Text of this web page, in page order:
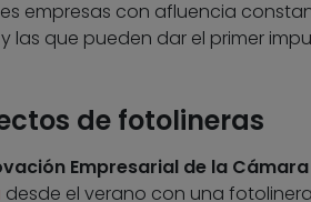
empresas con afluencia
las que pueden dar el primer
de fotolineras
Empresarial de la
desde el verano con una